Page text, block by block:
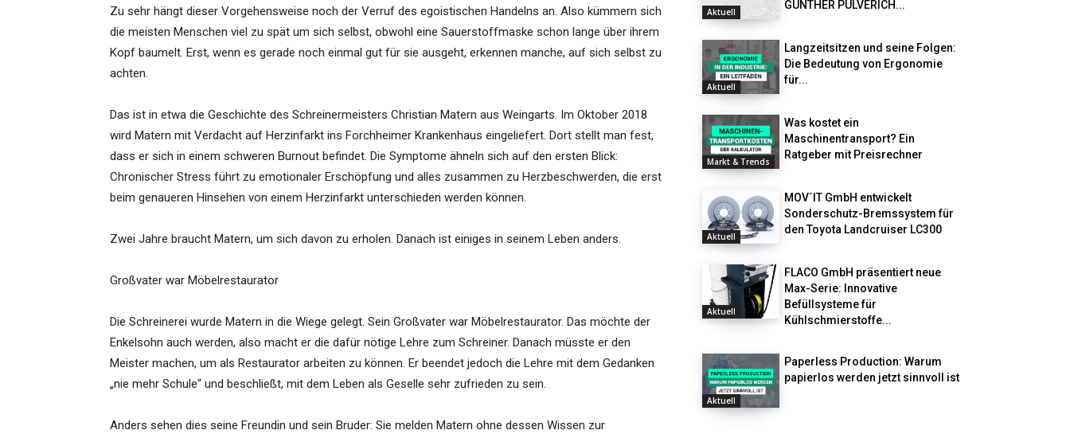
Zu sehr hängt dieser Vorgehensweise noch der Verruf des egoistischen Handelns an. Also kümmern sich
die meisten Menschen viel zu spät um sich selbst, obwohl eine Sauerstoffmaske schon lange über ihrem
Kopf baumelt. Erst, wenn es gerade noch einmal gut für sie ausgeht, erkennen manche, auf sich selbst zu
achten.
Das ist in etwa die Geschichte des Schreinermeisters Christian Matern aus Weingarts. Im Oktober 2018
wird Matern mit Verdacht auf Herzinfarkt ins Forchheimer Krankenhaus eingeliefert. Dort stellt man fest,
dass er sich in einem schweren Burnout befindet. Die Symptome ähneln sich auf den ersten Blick:
Chronischer Stress führt zu emotionaler Erschöpfung und alles zusammen zu Herzbeschwerden, die erst
beim genaueren Hinsehen von einem Herzinfarkt unterschieden werden können.
Zwei Jahre braucht Matern, um sich davon zu erholen. Danach ist einiges in seinem Leben anders.
Großvater war Möbelrestaurator
Die Schreinerei wurde Matern in die Wiege gelegt. Sein Großvater war Möbelrestaurator. Das möchte der
Enkelsohn auch werden, also macht er die dafür nötige Lehre zum Schreiner. Danach müsste er den
Meister machen, um als Restaurator arbeiten zu können. Er beendet jedoch die Lehre mit dem Gedanken
„nie mehr Schule“ und beschließt, mit dem Leben als Geselle sehr zufrieden zu sein.
Anders sehen dies seine Freundin und sein Bruder: Sie melden Matern ohne dessen Wissen zur
Aktuell
GÜNTHER PULVERICH...
Aktuell
Langzeitsitzen und seine Folgen:
Die Bedeutung von Ergonomie
für...
Markt & Trends
Was kostet ein
Maschinentransport? Ein
Ratgeber mit Preisrechner
Aktuell
MOV´IT GmbH entwickelt
Sonderschutz-Bremssystem für
den Toyota Landcruiser LC300
Aktuell
FLACO GmbH präsentiert neue
Max-Serie: Innovative
Befüllsysteme für
Kühlschmierstoffe...
Aktuell
Paperless Production: Warum
papierlos werden jetzt sinnvoll ist